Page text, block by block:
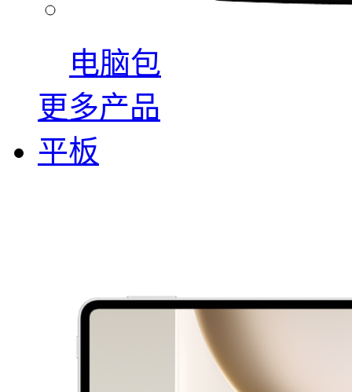
电脑包
更多产品
平板